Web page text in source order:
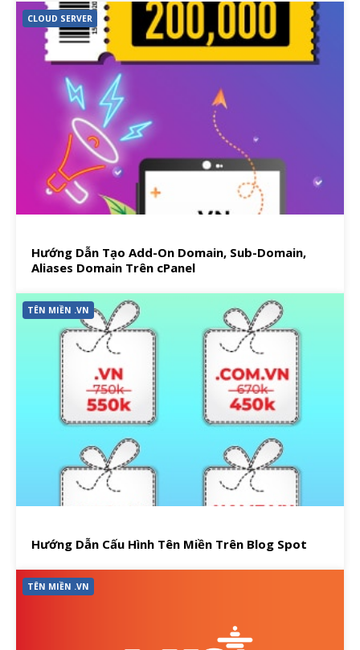
CLOUD SERVER
Hướng Dẫn Tạo Add-On Domain, Sub-Domain,
Aliases Domain Trên cPanel
TÊN MIỀN .VN
Hướng Dẫn Cấu Hình Tên Miền Trên Blog Spot
TÊN MIỀN .VN